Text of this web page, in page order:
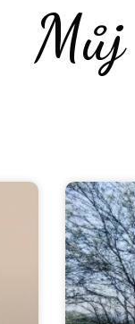
Můj